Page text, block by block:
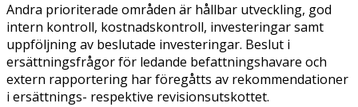
Andra prioriterade områden är hållbar utveckling, god
intern kontroll, kostnadskontroll, investeringar samt
uppföljning av beslutade investeringar. Beslut i
ersättningsfrågor för ledande befattningshavare och
extern rapportering har föregåtts av rekommendationer
i ersättnings- respektive revisionsutskottet.